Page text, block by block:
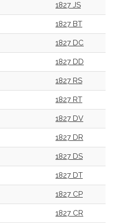
1827 JS
1827 BT
1827 DC
1827 DD
1827 RS
1827 RT
1827 DV
1827 DR
1827 DS
1827 DT
1827 CP
1827 CR